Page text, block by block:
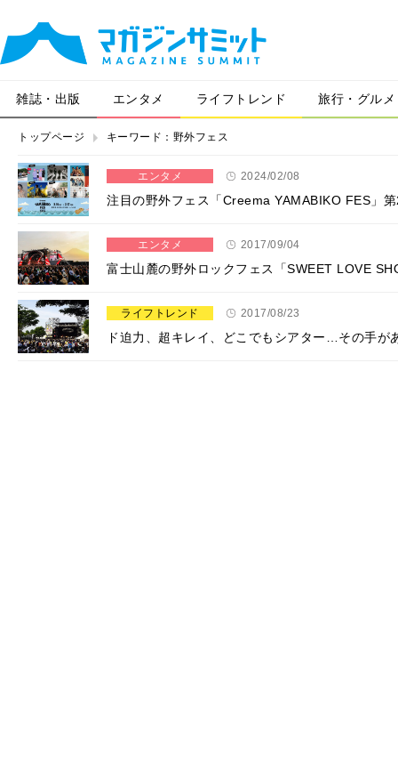
雑誌・出版 エンタメ ライフトレンド 旅行・グルメ
トップページ キーワード：野外フェス
エンタメ 2024/02/08
注目の野外フェス「Creema YAMABIKO FES」
エンタメ 2017/09/04
富士山麓の野外ロックフェス「SWEET LOVE
ライフトレンド 2017/08/23
ド迫力、超キレイ、どこでもシアター…その手